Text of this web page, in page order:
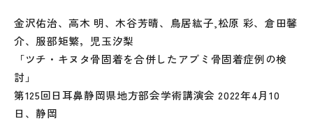
金沢佑治、高木 明、木谷芳晴、鳥居紘子,松原 彩、倉田馨
介、服部矩繁，児玉汐梨
「ツチ・キヌタ骨固着を合併したアブミ骨固着症例の検
討」
第125回日耳鼻静岡県地方部会学術講演会 2022年4月10
日、静岡